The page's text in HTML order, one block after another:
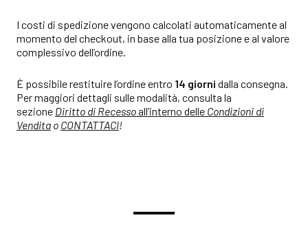
I costi di spedizione vengono calcolati automaticamente al
momento del checkout, in base alla tua posizione e al valore
complessivo dell’ordine.
È possibile restituire l’ordine entro 14 giorni dalla consegna.
Per maggiori dettagli sulle modalità, consulta la
sezione Diritto di Recessoall’interno delle Condizioni di
Vendita o CONTATTACI!